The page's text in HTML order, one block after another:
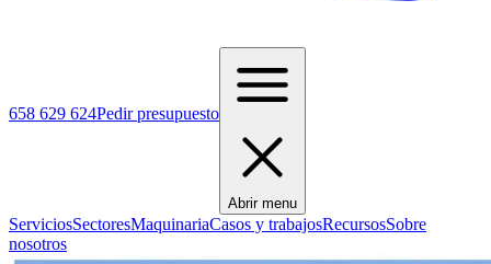
658 629 624Pedir presupuesto
Abrir menu
ServiciosSectoresMaquinariaCasos y trabajosRecursosSobre
nosotros